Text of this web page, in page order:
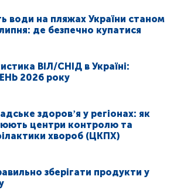
води на пляжах України станом
де безпечно купатися
ВІЛ/СНІД в Україні:
2026 року
здоровʼя у регіонах: як
центри контролю та
хвороб (ЦКПХ)
зберігати продукти у